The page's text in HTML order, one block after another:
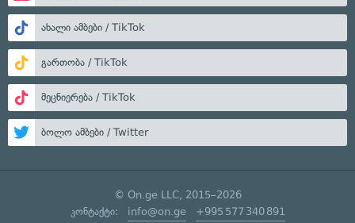
ახალი ამბები / TikTok
გართობა / TikTok
მეცნიერება / TikTok
ბოლო ამბები / Twitter
© On.ge LLC, 2015–2026
კონტაქტი: info@on.ge +995 577 340 891